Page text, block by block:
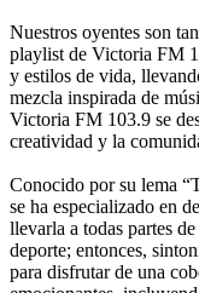
Nuestros oyentes son
playlist de Victoria FM
y estilos de vida,
mezcla inspirada de
Victoria FM 103.9 se
creatividad y la
Conocido por su lema
se ha especializado en
llevarla a todas partes
deporte; entonces,
para disfrutar de una